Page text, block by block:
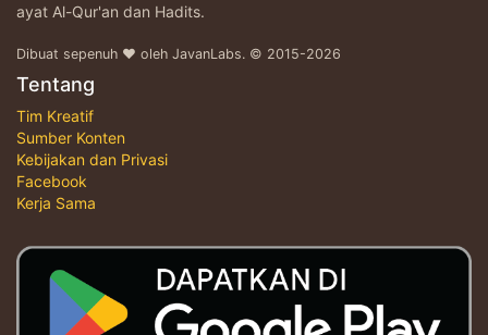
ayat Al-Qur'an dan Hadits.
Dibuat sepenuh ♥ oleh JavanLabs. © 2015-2026
Tentang
Tim Kreatif
Sumber Konten
Kebijakan dan Privasi
Facebook
Kerja Sama